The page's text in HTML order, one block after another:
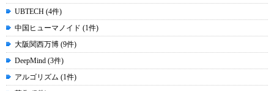
UBTECH (4件)
中国ヒューマノイド (1件)
大阪関西万博 (9件)
DeepMind (3件)
アルゴリズム (1件)